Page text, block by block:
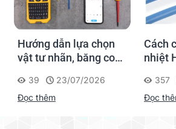
Hướng dẫn lựa chọn
vật tư nhãn, băng co
Supvan G15M Pro
39
23/07/2026
Đọc thêm
Cách
nhiệt
357
Đọc